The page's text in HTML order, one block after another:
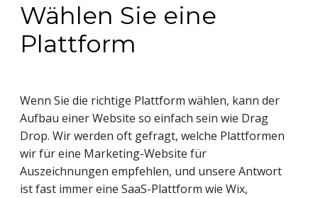
Wählen Sie eine
Plattform
Wenn Sie die richtige Plattform wählen, kann der
Aufbau einer Website so einfach sein wie Drag
Drop. Wir werden oft gefragt, welche Plattformen
wir für eine Marketing-Website für
Auszeichnungen empfehlen, und unsere Antwort
ist fast immer eine SaaS-Plattform wie Wix,